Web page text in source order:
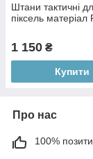
Штани тактичні
піксель матеріал
1 150 ₴
Купити
Про нас
100%